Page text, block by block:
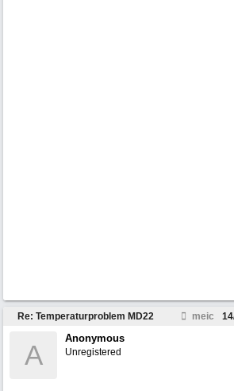
Re: Temperaturproblem MD22 meic
A
Anonymous
Unregistered